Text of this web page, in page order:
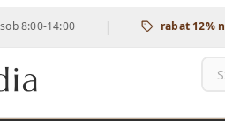
| rabat 12% na